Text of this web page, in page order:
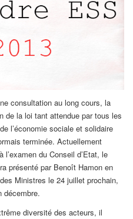
consultation au long cours, la
de la loi tant attendue par tous les
l’économie sociale et solidaire
terminée. Actuellement
l’examen du Conseil d’Etat, le
présenté par Benoît Hamon en
Ministres le 24 juillet prochain,
décembre.
diversité des acteurs, il